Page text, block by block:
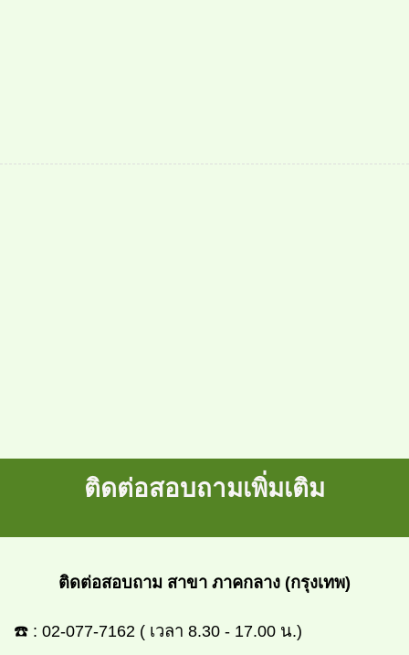
ติดต่อสอบถามเพิ่มเติม
ติดต่อสอบถาม สาขา ภาคกลาง (กรุงเทพ)
☎️ : 02-077-7162 ( เวลา 8.30 - 17.00 น.)